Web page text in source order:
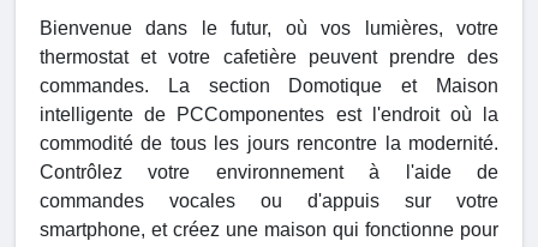
Bienvenue dans le futur, où vos lumières, votre
thermostat et votre cafetière peuvent prendre des
commandes. La section Domotique et Maison
intelligente de PCComponentes est l'endroit où la
commodité de tous les jours rencontre la modernité.
Contrôlez votre environnement à l'aide de
commandes vocales ou d'appuis sur votre
smartphone, et créez une maison qui fonctionne pour